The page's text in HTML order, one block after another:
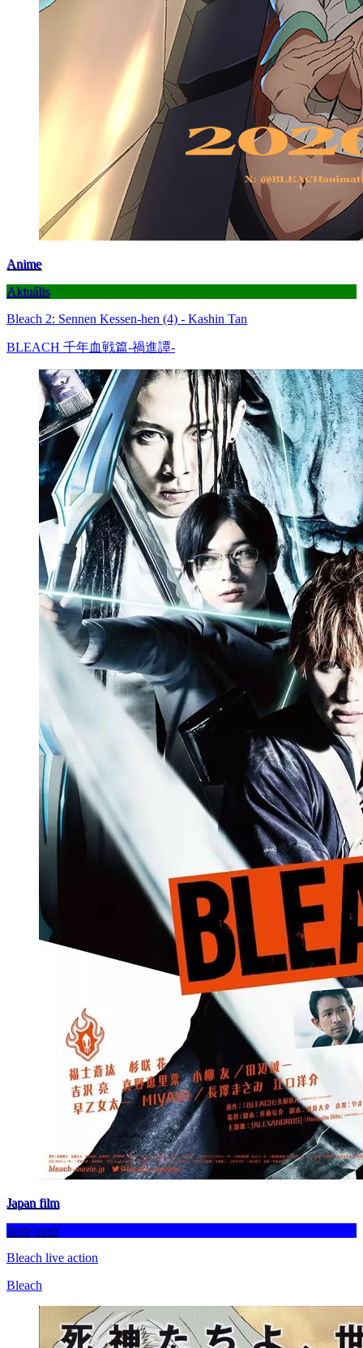
Anime
Aktuális
Bleach 2: Sennen Kessen-hen (4) - Kashin Tan
BLEACH 千年血戦篇-禍進譚-
Japan film
Befejezett
Bleach live action
Bleach